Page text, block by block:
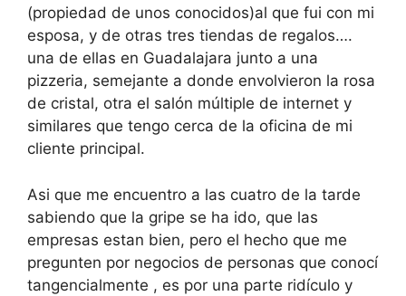
(propiedad de unos conocidos)al que fui con mi
esposa, y de otras tres tiendas de regalos….
una de ellas en Guadalajara junto a una
pizzeria, semejante a donde envolvieron la rosa
de cristal, otra el salón múltiple de internet y
similares que tengo cerca de la oficina de mi
cliente principal.
Asi que me encuentro a las cuatro de la tarde
sabiendo que la gripe se ha ido, que las
empresas estan bien, pero el hecho que me
pregunten por negocios de personas que conocí
tangencialmente , es por una parte ridículo y